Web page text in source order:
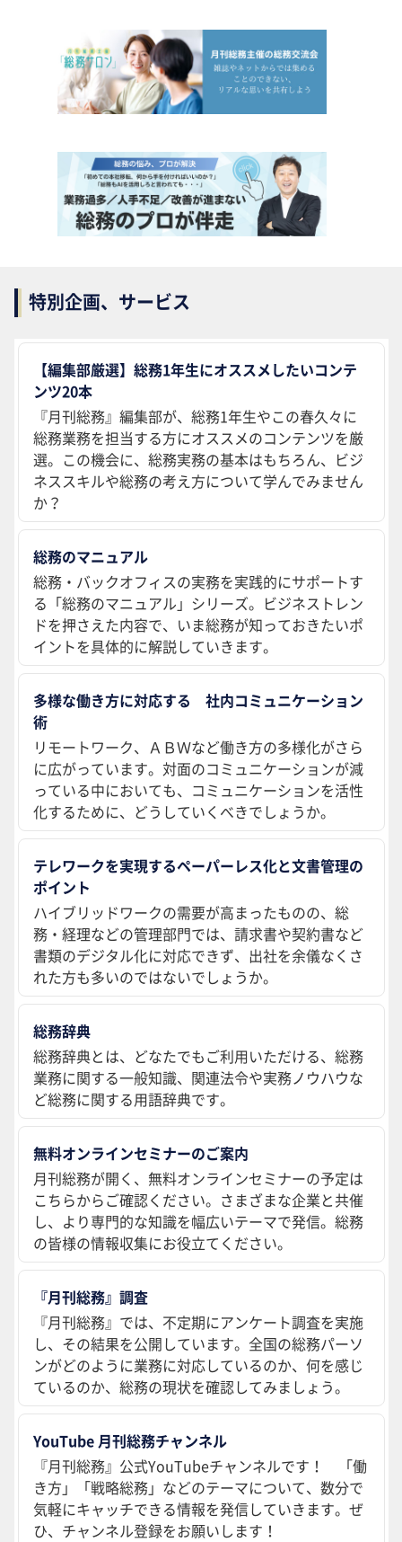
特別企画、サービス
【編集部厳選】総務1年生にオススメしたいコンテ
ンツ20本
『月刊総務』編集部が、総務1年生やこの春久々に
総務業務を担当する方にオススメのコンテンツを厳
選。この機会に、総務実務の基本はもちろん、ビジ
ネススキルや総務の考え方について学んでみません
か？
総務のマニュアル
総務・バックオフィスの実務を実践的にサポートす
る「総務のマニュアル」シリーズ。ビジネストレン
ドを押さえた内容で、いま総務が知っておきたいポ
イントを具体的に解説していきます。
多様な働き方に対応する 社内コミュニケーション
術
リモートワーク、ＡＢＷなど働き方の多様化がさら
に広がっています。対面のコミュニケーションが減
っている中においても、コミュニケーションを活性
化するために、どうしていくべきでしょうか。
テレワークを実現するペーパーレス化と文書管理の
ポイント
ハイブリッドワークの需要が高まったものの、総
務・経理などの管理部門では、請求書や契約書など
書類のデジタル化に対応できず、出社を余儀なくさ
れた方も多いのではないでしょうか。
総務辞典
総務辞典とは、どなたでもご利用いただける、総務
業務に関する一般知識、関連法令や実務ノウハウな
ど総務に関する用語辞典です。
無料オンラインセミナーのご案内
月刊総務が開く、無料オンラインセミナーの予定は
こちらからご確認ください。さまざまな企業と共催
し、より専門的な知識を幅広いテーマで発信。総務
の皆様の情報収集にお役立てください。
『月刊総務』調査
『月刊総務』では、不定期にアンケート調査を実施
し、その結果を公開しています。全国の総務パーソ
ンがどのように業務に対応しているのか、何を感じ
ているのか、総務の現状を確認してみましょう。
YouTube 月刊総務チャンネル
『月刊総務』公式YouTubeチャンネルです！ 「働
き方」「戦略総務」などのテーマについて、数分で
気軽にキャッチできる情報を発信していきます。ぜ
ひ、チャンネル登録をお願いします！